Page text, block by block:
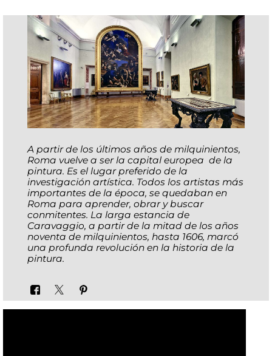
A partir de los últimos años de milquinientos,
Roma vuelve a ser la capital europea de la
pintura. Es el lugar preferido de la
investigación artística. Todos los artistas más
importantes de la época, se quedaban en
Roma para aprender, obrar y buscar
conmitentes. La larga estancia de
Caravaggio, a partir de la mitad de los años
noventa de milquinientos, hasta 1606, marcó
una profunda revolución en la historia de la
pintura.